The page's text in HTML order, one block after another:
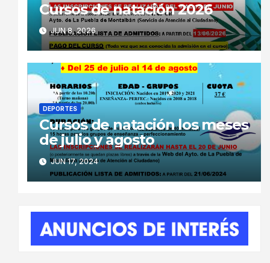
Cursos de natación 2026
JUN 8, 2026
DEPORTES
Cursos de natación los meses
de julio y agosto
JUN 17, 2024